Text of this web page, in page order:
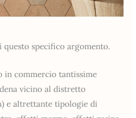
specifico argomento.
in commercio tantissime
vicino al distretto
e altrettante tipologie di